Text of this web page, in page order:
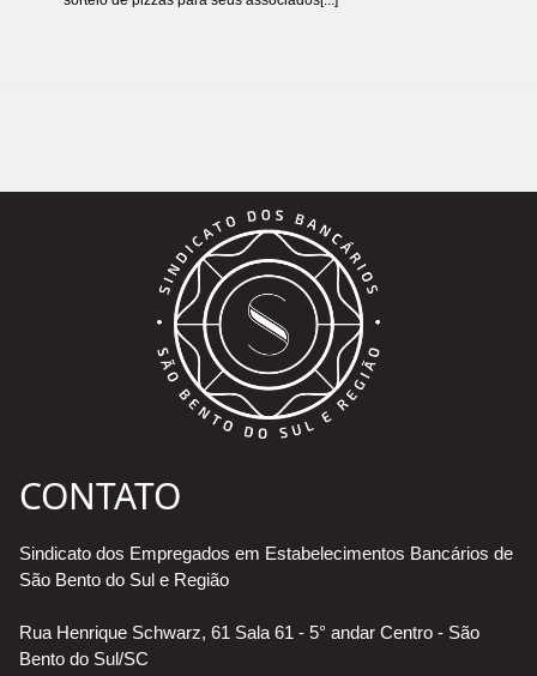
CONTATO
Sindicato dos Empregados em Estabelecimentos Bancários de
São Bento do Sul e Região
Rua Henrique Schwarz, 61 Sala 61 - 5° andar Centro - São
Bento do Sul/SC